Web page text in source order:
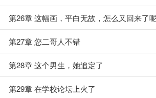
第26章 这幅画，平白无故，怎么又回来了
第27章 您二哥人不错
第28章 这个男生，她追定了
第29章 在学校论坛上火了